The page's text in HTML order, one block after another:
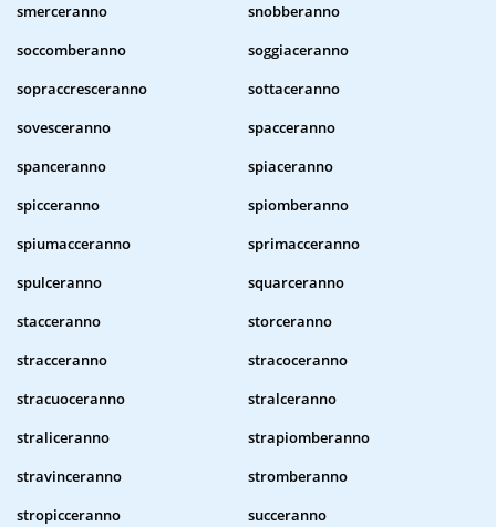
smerceranno
snobberanno
soccomberanno
soggiaceranno
sopraccresceranno
sottaceranno
sovesceranno
spacceranno
spanceranno
spiaceranno
spicceranno
spiomberanno
spiumacceranno
sprimacceranno
spulceranno
squarceranno
stacceranno
storceranno
stracceranno
stracoceranno
stracuoceranno
stralceranno
straliceranno
strapiomberanno
stravinceranno
stromberanno
stropicceranno
succeranno